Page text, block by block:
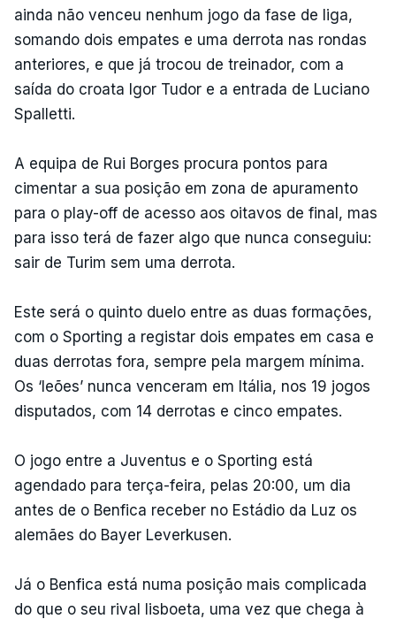
ainda não venceu nenhum jogo da fase de liga,
somando dois empates e uma derrota nas rondas
anteriores, e que já trocou de treinador, com a
saída do croata Igor Tudor e a entrada de Luciano
Spalletti.
A equipa de Rui Borges procura pontos para
cimentar a sua posição em zona de apuramento
para o play-off de acesso aos oitavos de final, mas
para isso terá de fazer algo que nunca conseguiu:
sair de Turim sem uma derrota.
Este será o quinto duelo entre as duas formações,
com o Sporting a registar dois empates em casa e
duas derrotas fora, sempre pela margem mínima.
Os ‘leões’ nunca venceram em Itália, nos 19 jogos
disputados, com 14 derrotas e cinco empates.
O jogo entre a Juventus e o Sporting está
agendado para terça-feira, pelas 20:00, um dia
antes de o Benfica receber no Estádio da Luz os
alemães do Bayer Leverkusen.
Já o Benfica está numa posição mais complicada
do que o seu rival lisboeta, uma vez que chega à